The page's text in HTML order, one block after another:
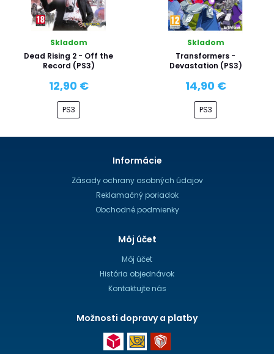
Skladom
Dead Rising 2 - Off the
Record (PS3)
12,90 €
PS3
Skladom
Transformers -
Devastation (PS3)
14,90 €
PS3
Informácie
Zásady ochrany osobných údajov
Reklamačný poriadok
Obchodné podmienky
Môj účet
Môj účet
História objednávok
Kontaktujte nás
Možnosti dopravy a platby